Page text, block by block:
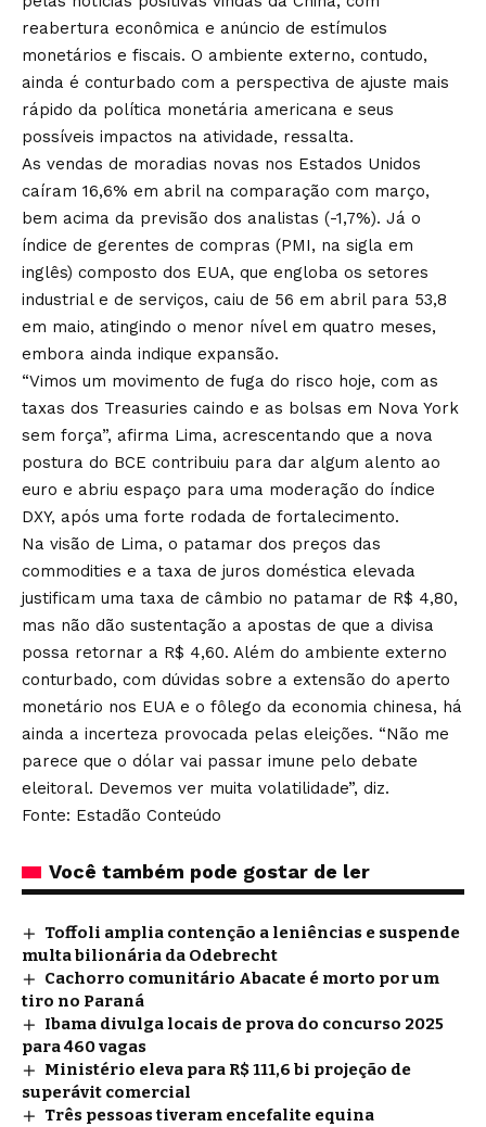
reabertura econômica e anúncio de estímulos
monetários e fiscais. O ambiente externo, contudo,
ainda é conturbado com a perspectiva de ajuste mais
rápido da política monetária americana e seus
possíveis impactos na atividade, ressalta.
As vendas de moradias novas nos Estados Unidos
caíram 16,6% em abril na comparação com março,
bem acima da previsão dos analistas (-1,7%). Já o
índice de gerentes de compras (PMI, na sigla em
inglês) composto dos EUA, que engloba os setores
industrial e de serviços, caiu de 56 em abril para 53,8
em maio, atingindo o menor nível em quatro meses,
embora ainda indique expansão.
“Vimos um movimento de fuga do risco hoje, com as
taxas dos Treasuries caindo e as bolsas em Nova York
sem força”, afirma Lima, acrescentando que a nova
postura do BCE contribuiu para dar algum alento ao
euro e abriu espaço para uma moderação do índice
DXY, após uma forte rodada de fortalecimento.
Na visão de Lima, o patamar dos preços das
commodities e a taxa de juros doméstica elevada
justificam uma taxa de câmbio no patamar de R$ 4,80,
mas não dão sustentação a apostas de que a divisa
possa retornar a R$ 4,60. Além do ambiente externo
conturbado, com dúvidas sobre a extensão do aperto
monetário nos EUA e o fôlego da economia chinesa, há
ainda a incerteza provocada pelas eleições. “Não me
parece que o dólar vai passar imune pelo debate
eleitoral. Devemos ver muita volatilidade”, diz.
Fonte: Estadão Conteúdo
Você também pode gostar de ler
Toffoli amplia contenção a leniências e suspende
multa bilionária da Odebrecht
Cachorro comunitário Abacate é morto por um
tiro no Paraná
Ibama divulga locais de prova do concurso 2025
para 460 vagas
Ministério eleva para R$ 111,6 bi projeção de
superávit comercial
Três pessoas tiveram encefalite equina